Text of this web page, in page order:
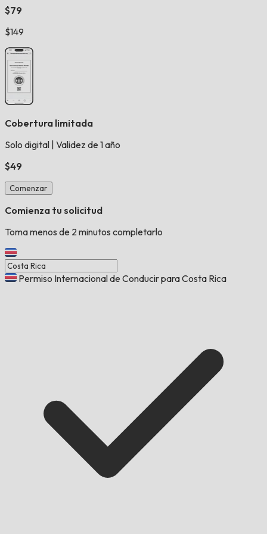
$79
$149
Cobertura limitada
Solo digital Validez de 1 año
$49
Comenzar
Comienza tu solicitud
Toma menos de 2 minutos completarlo
Permiso Internacional de Conducir para Costa Rica